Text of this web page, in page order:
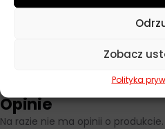
Zobacz
Polityka
Opinie
Na razie nie ma opinii o produkcie.